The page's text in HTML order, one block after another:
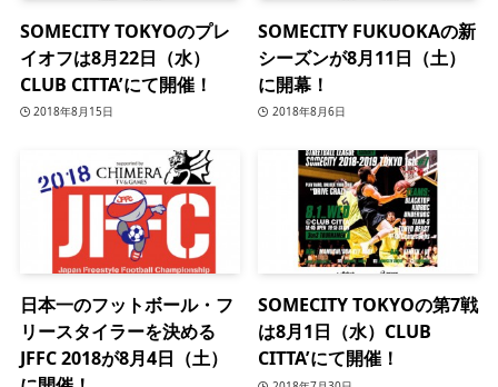
SOMECITY TOKYOのプレ
イオフは8月22日（水）
CLUB CITTA’にて開催！
2018年8月15日
SOMECITY FUKUOKAの新
シーズンが8月11日（土）
に開幕！
2018年8月6日
日本一のフットボール・フ
リースタイラーを決める
JFFC 2018が8月4日（土）
SOMECITY TOKYOの第7戦
は8月1日（水）CLUB
CITTA’にて開催！